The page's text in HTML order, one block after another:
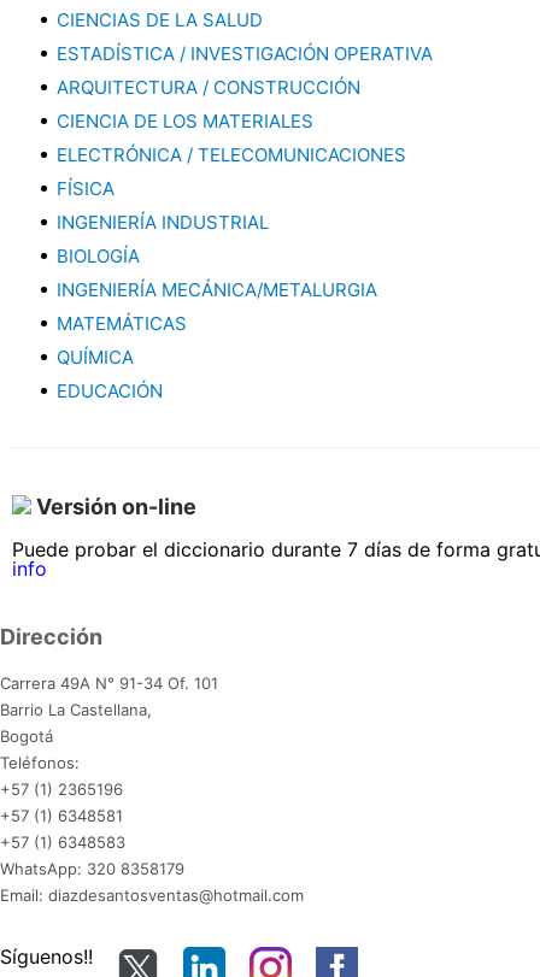
CIENCIAS DE LA SALUD
ESTADÍSTICA / INVESTIGACIÓN OPERATIVA
ARQUITECTURA / CONSTRUCCIÓN
CIENCIA DE LOS MATERIALES
ELECTRÓNICA / TELECOMUNICACIONES
FÍSICA
INGENIERÍA INDUSTRIAL
BIOLOGÍA
INGENIERÍA MECÁNICA/METALURGIA
MATEMÁTICAS
QUÍMICA
EDUCACIÓN
Versión on-line
Puede probar el diccionario durante 7 días de forma
info
Dirección
Carrera 49A N° 91-34 Of. 101
Barrio La Castellana,
Bogotá
Teléfonos:
+57 (1) 2365196
+57 (1) 6348581
+57 (1) 6348583
WhatsApp: 320 8358179
Email: diazdesantosventas@hotmail.com
Síguenos!!